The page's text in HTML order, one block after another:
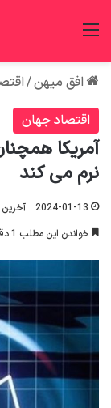
افق میهن/
اقتصاد جهان
آمریکا
نرم می کند
2024-01-13 آخرین به
خواندن این مطلب 1 دقیقه زمان میبرد